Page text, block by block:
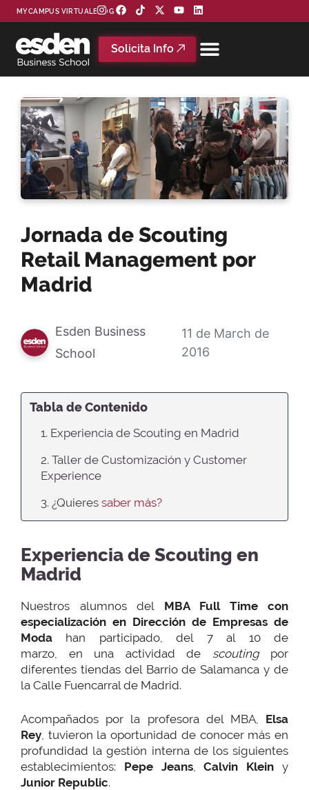
MYCAMPUS VIRTUAL BLOG
Solicita Info
Jornada de Scouting
Retail Management por
Madrid
Esden Business
School
11 de March de
2016
Tabla de Contenido
1. Experiencia de Scouting en Madrid
2. Taller de Customización y Customer
Experience
3. ¿Quieres saber más?
Experiencia de Scouting en
Madrid
Nuestros alumnos del MBA Full Time con
especialización en Dirección de Empresas de
Moda han participado, del 7 al 10 de
marzo, en una actividad de scoutingpor
diferentes tiendas del Barrio de Salamanca y de
la Calle Fuencarral de Madrid.
Acompañados por la profesora del MBA, Elsa
Rey , tuvieron la oportunidad de conocer más en
profundidad la gestión interna de los siguientes
establecimientos: Pepe Jeans,Calvin Klein y
Junior Republic.